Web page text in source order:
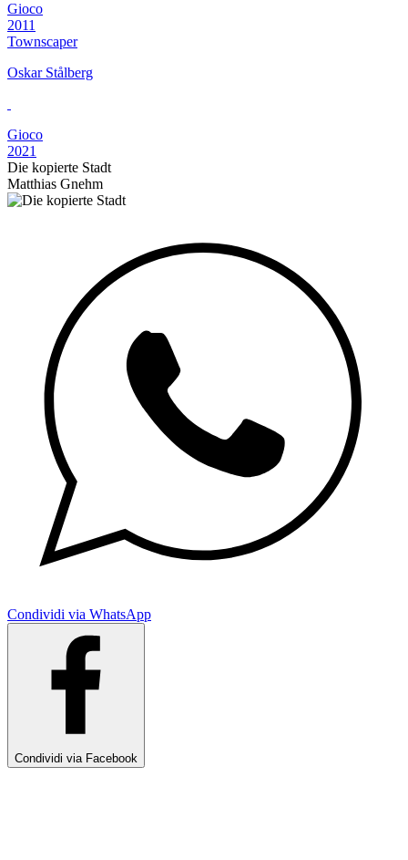
Gioco
2011
Townscaper
Oskar Stålberg
Gioco
2021
Die kopierte Stadt
Matthias Gnehm
Condividi via WhatsApp
Condividi via Facebook